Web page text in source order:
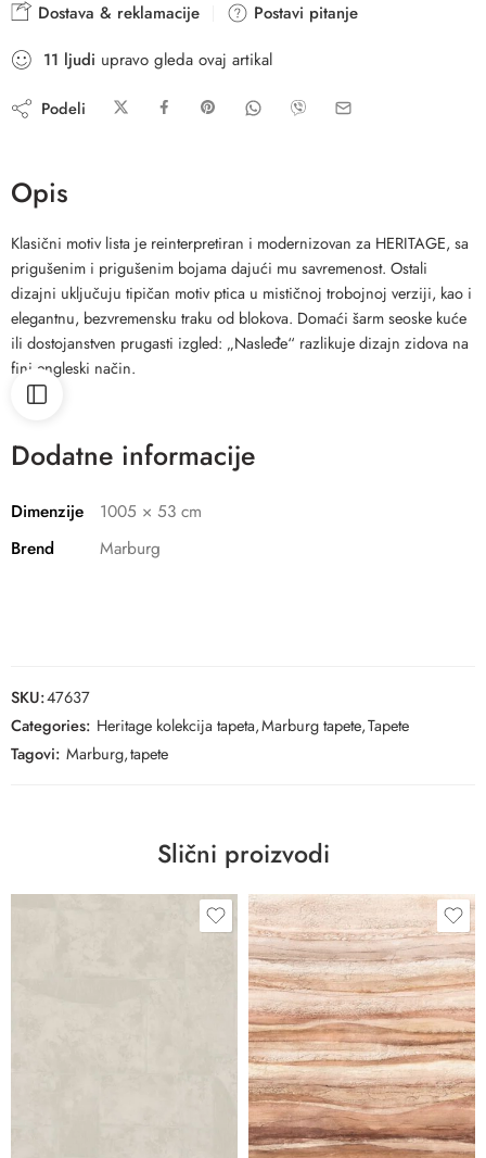
Dostava & reklamacije
Postavi pitanje
11 ljudi upravo gleda ovaj artikal
Podeli
Opis
Klasični motiv lista je reinterpretiran i modernizovan za HERITAGE, sa
prigušenim i prigušenim bojama dajući mu savremenost. Ostali
dizajni uključuju tipičan motiv ptica u mističnoj trobojnoj verziji, kao i
elegantnu, bezvremensku traku od blokova. Domaći šarm seoske kuće
ili dostojanstven prugasti izgled: „Nasleđe“ razlikuje dizajn zidova na
fini engleski način.
Dodatne informacije
Dimenzije
1005 × 53 cm
Brend
Marburg
SKU:47637
Categories: Heritage kolekcija tapeta,Marburg tapete,Tapete
Tagovi: Marburg,tapete
Slični proizvodi